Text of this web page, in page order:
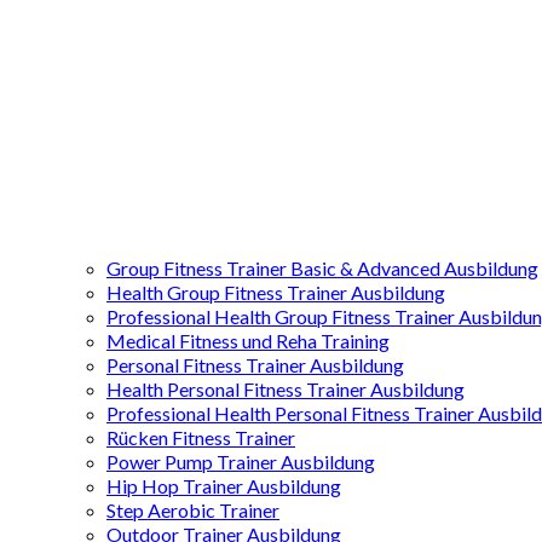
Group Fitness Trainer Basic & Advanced Ausbildung
Health Group Fitness Trainer Ausbildung
Professional Health Group Fitness Trainer
Medical Fitness und Reha Training
Personal Fitness Trainer Ausbildung
Health Personal Fitness Trainer Ausbildung
Professional Health Personal Fitness Trainer
Rücken Fitness Trainer
Power Pump Trainer Ausbildung
Hip Hop Trainer Ausbildung
Step Aerobic Trainer
Outdoor Trainer Ausbildung